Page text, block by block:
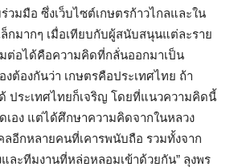
วมมือ ซึ่งเว็บไซต์เกษตรก้าวไกลและใน
ล็กมากๆ เมื่อเทียบกับผู้สนับสนุนแต่ละราย
ต่อได้คือความคิดที่กลั่นออกมาเป็น
ต้องกันว่า เกษตรคือประเทศไทย ถ้า
ประเทศไทยก็เจริญ โดยที่แนวความคิดนี้
อง แต่ได้ศึกษาความคิดจากในหลวง
อีกหลายคนที่เคารพนับถือ รวมทั้งจาก
ละทีมงานที่หล่อหลอมเข้าด้วยกัน” ลุงพร